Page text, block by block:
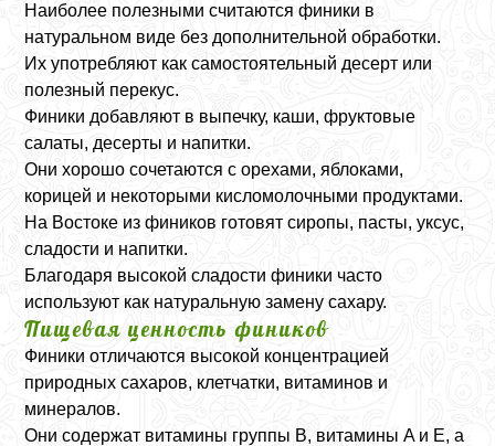
Наиболее полезными считаются финики в
натуральном виде без дополнительной обработки.
Их употребляют как самостоятельный десерт или
полезный перекус.
Финики добавляют в выпечку, каши, фруктовые
салаты, десерты и напитки.
Они хорошо сочетаются с орехами, яблоками,
корицей и некоторыми кисломолочными продуктами.
На Востоке из фиников готовят сиропы, пасты, уксус,
сладости и напитки.
Благодаря высокой сладости финики часто
используют как натуральную замену сахару.
Пищевая ценность фиников
Финики отличаются высокой концентрацией
природных сахаров, клетчатки, витаминов и
минералов.
Они содержат витамины группы B, витамины A и E, а